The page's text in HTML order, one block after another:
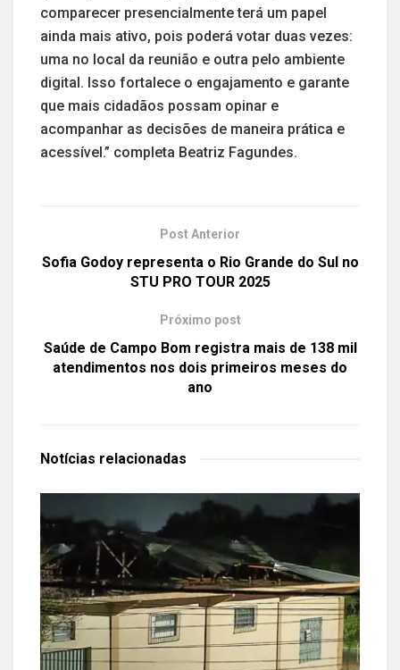
comparecer presencialmente terá um papel
ainda mais ativo, pois poderá votar duas vezes:
uma no local da reunião e outra pelo ambiente
digital. Isso fortalece o engajamento e garante
que mais cidadãos possam opinar e
acompanhar as decisões de maneira prática e
acessível.” completa Beatriz Fagundes.
Post Anterior
Sofia Godoy representa o Rio Grande do Sul no
STU PRO TOUR 2025
Próximo post
Saúde de Campo Bom registra mais de 138 mil
atendimentos nos dois primeiros meses do
ano
Notícias relacionadas